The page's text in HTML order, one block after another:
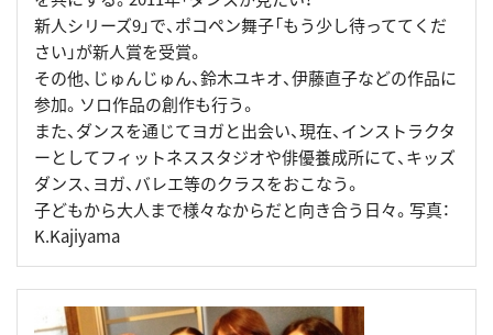
新人シリーズ9」で、ポコペン舞子「もう少し待っててくだ
さい」が新人賞を受賞。
その他、じゅんじゅん、鈴木ユキオ、伊藤直子などの作品に
参加。ソロ作品の創作も行う。
また、ダンスを通じてヨガと出会い、現在、インストラクタ
ーとしてフィットネススタジオや俳優養成所にて、キッズ
ダンス、ヨガ、バレエ等のクラスをおこなう。
子どもから大人まで様々なからだと向き合う日々。写真：
K.Kajiyama